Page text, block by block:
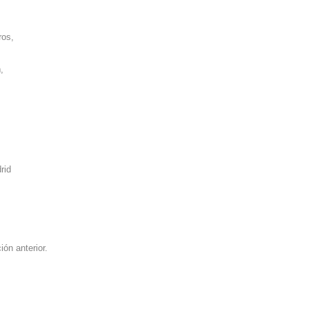
anterior.